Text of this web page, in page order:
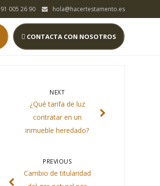
91 005 26 90 hola@hacertestamento.es
CONTACTA CON NOSOTROS
NEXT
¿Qué tarifa de luz
contratar en un
inmueble heredado?
PREVIOUS
Cambio de titularidad